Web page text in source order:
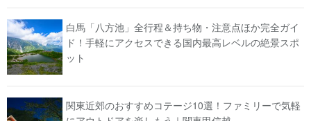
白馬「八方池」全行程＆持ち物・注意点ほか完全ガイ
ド！手軽にアクセスできる国内最高レベルの絶景スポ
ット
関東近郊のおすすめコテージ10選！ファミリーで気軽